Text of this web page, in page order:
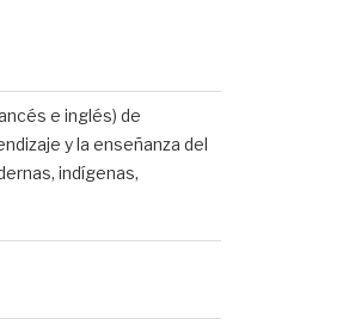
e inglés) de
y la enseñanza del
indígenas,